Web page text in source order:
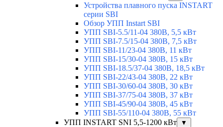
Устройства плавного пуска INSTART
серии SBI
Обзор УПП Instart SBI
УПП SBI-5.5/11-04 380В, 5,5 кВт
УПП SBI-7.5/15-04 380В, 7,5 кВт
УПП SBI-11/23-04 380В, 11 кВт
УПП SBI-15/30-04 380В, 15 кВт
УПП SBI-18.5/37-04 380В, 18,5 кВт
УПП SBI-22/43-04 380В, 22 кВт
УПП SBI-30/60-04 380В, 30 кВт
УПП SBI-37/75-04 380В, 37 кВт
УПП SBI-45/90-04 380В, 45 кВт
УПП SBI-55/110-04 380В, 55 кВт
УПП INSTART SNI 5,5-1200 кВт
▼